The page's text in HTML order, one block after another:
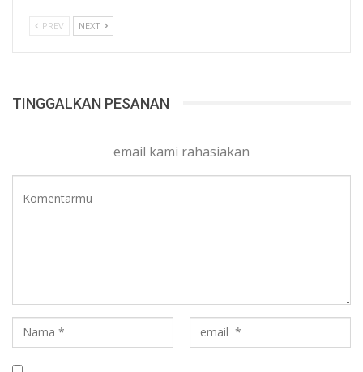
PREV NEXT
TINGGALKAN PESANAN
email kami rahasiakan